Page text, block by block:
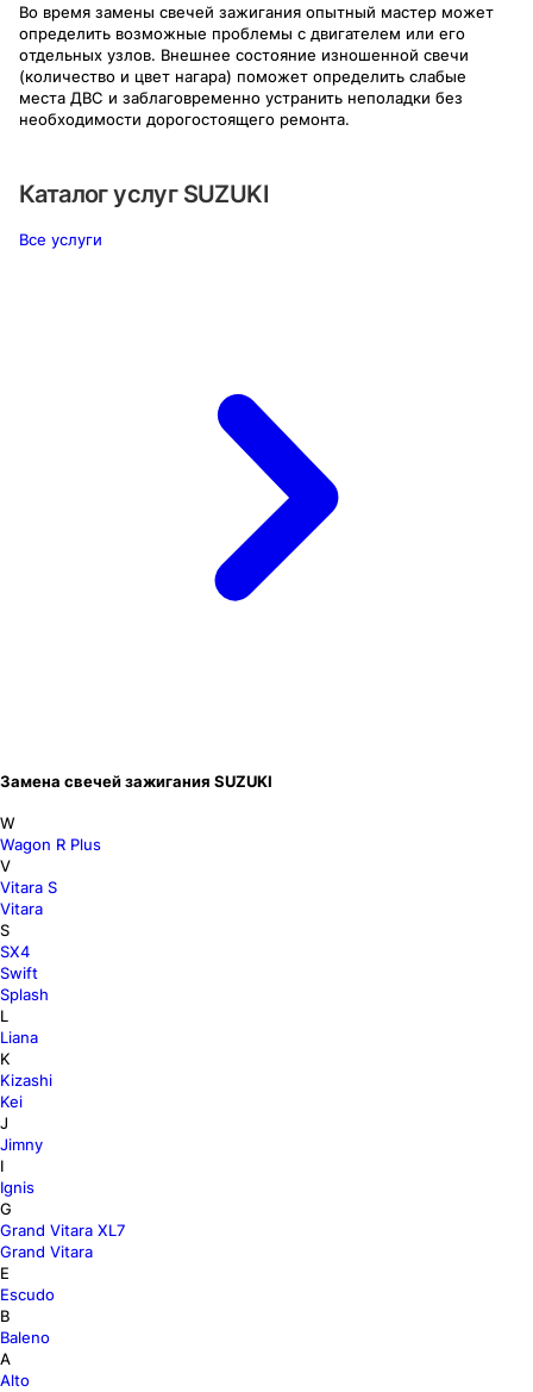
Во время замены свечей зажигания опытный мастер может
определить возможные проблемы с двигателем или его
отдельных узлов. Внешнее состояние изношенной свечи
(количество и цвет нагара) поможет определить слабые
места ДВС и заблаговременно устранить неполадки без
необходимости дорогостоящего ремонта.
Каталог услуг SUZUKI
Все услуги
Замена свечей зажигания SUZUKI
W
Wagon R Plus
V
Vitara S
Vitara
S
SX4
Swift
Splash
L
Liana
K
Kizashi
Kei
J
Jimny
I
Ignis
G
Grand Vitara XL7
Grand Vitara
E
Escudo
B
Baleno
A
Alto